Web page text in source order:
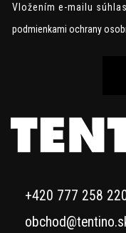
Vložením e-mailu
podmienkami ochrany
+420 777 258